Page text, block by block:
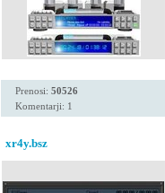
Prenosi: 50526
Komentarji: 1
xr4y.bsz